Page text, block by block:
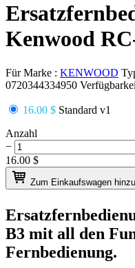
Kenwood
Für Marke : KENWOOD
0720344334950
16.00 $ Standard v1
Anzahl
−
16.00 $
Zum Einkaufswagen
B3 mit all den
Fernbedienung.